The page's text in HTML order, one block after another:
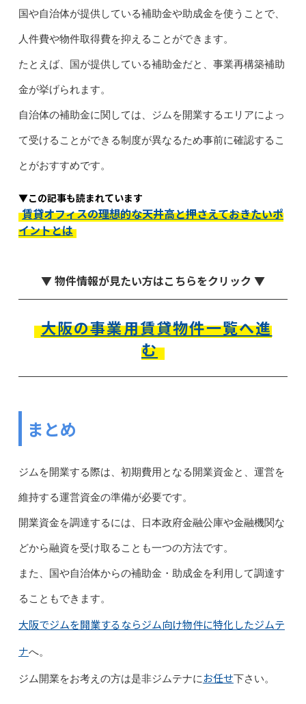
国や自治体が提供している補助金や助成金を使うことで、
人件費や物件取得費を抑えることができます。
たとえば、国が提供している補助金だと、事業再構築補助
金が挙げられます。
自治体の補助金に関しては、ジムを開業するエリアによっ
て受けることができる制度が異なるため事前に確認するこ
とがおすすめです。
▼この記事も読まれています
賃貸オフィスの理想的な天井高と押さえておきたいポ
イントとは
▼ 物件情報が見たい方はこちらをクリック ▼
大阪の事業用賃貸物件一覧へ進
む
まとめ
ジムを開業する際は、初期費用となる開業資金と、運営を
維持する運営資金の準備が必要です。
開業資金を調達するには、日本政府金融公庫や金融機関な
どから融資を受け取ることも一つの方法です。
また、国や自治体からの補助金・助成金を利用して調達す
ることもできます。
大阪でジムを開業するならジム向け物件に特化したジムテ
ナへ。
ジム開業をお考えの方は是非ジムテナに お任せ下さい。